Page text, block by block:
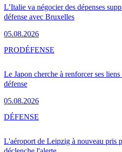
L’Italie va négocier des dépenses
défense avec Bruxelles
05.08.2026
Le Japon cherche à renforcer ses
défense
05.08.2026
PRODÉFENSE
L'aéroport de Leipzig à nouveau pris
DÉFENSE